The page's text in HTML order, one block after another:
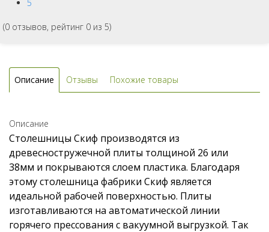
5
(0 отзывов, рейтинг 0 из 5)
Описание Отзывы Похожие товары
Описание
Столешницы Скиф производятся из
древесностружечной плиты толщиной 26 или
38мм и покрываются слоем пластика. Благодаря
этому столешница фабрики Скиф является
идеальной рабочей поверхностью. Плиты
изготавливаются на автоматической линии
горячего прессования с вакуумной выгрузкой. Так